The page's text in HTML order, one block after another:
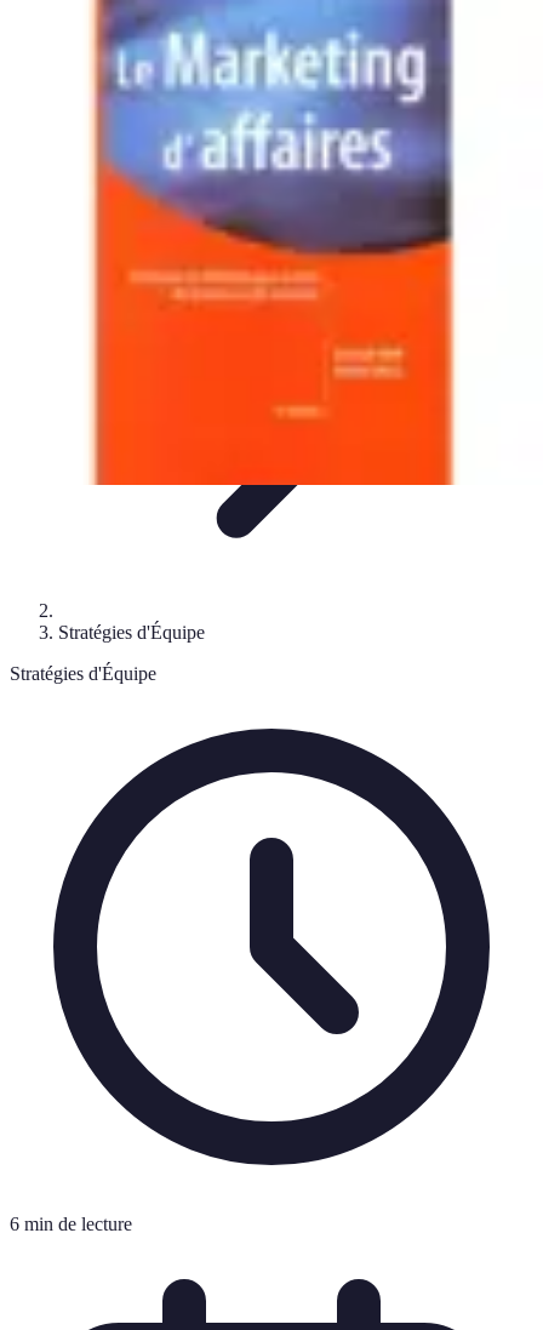
Stratégies et TechniquesEntraînement et TechniquesTechniques et
Entraînement et Technique Stratégies d'équipe
Stratégies d'Équipe
Stratégies d'Équipe
6 min de lecture